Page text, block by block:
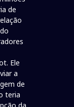
de
Ele
a
de
teria